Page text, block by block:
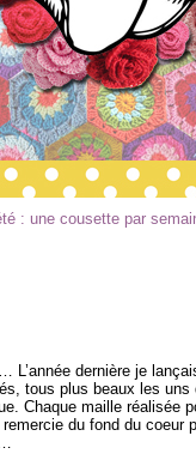
: une cousette par
L’année dernière je
tous plus beaux les uns
Chaque maille réalisée
du fond du coeur